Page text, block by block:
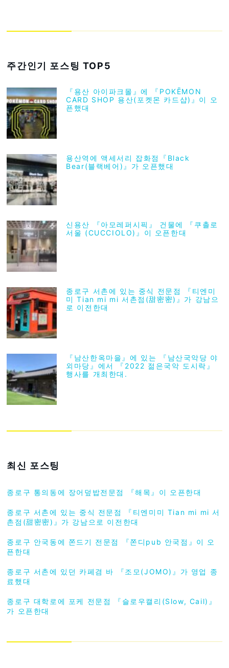
주간인기 포스팅 TOP5
『용산 아이파크몰』에 『POKĒMON
CARD SHOP 용산(포켓몬 카드샵)』이 오
픈했대
용산역에 액세서리 잡화점『Black
Bear(블랙베어)』가 오픈했대
신용산 『아모레퍼시픽』 건물에 『쿠촐로
서울 (CUCCIOLO)』이 오픈한대
종로구 서촌에 있는 중식 전문점 『티엔미
미 Tian mi mi 서촌점(甜密密)』가 강남으
로 이전한대
『남산한옥마을』에 있는 『남산국악당 야
외마당』에서 『2022 젊은국악 도시락』
행사를 개최한대.
최신 포스팅
종로구 통의동에 장어덮밥전문점 『해목』이 오픈한대
종로구 서촌에 있는 중식 전문점 『티엔미미 Tian mi mi 서
촌점(甜密密)』가 강남으로 이전한대
종로구 안국동에 쫀드기 전문점 『쫀디pub 안국점』이 오
픈한대
종로구 서촌에 있던 카페겸 바 『조모(JOMO)』가 영업 종
료했대
종로구 대학로에 포케 전문점 『슬로우캘리(Slow, Cail)』
가 오픈한대